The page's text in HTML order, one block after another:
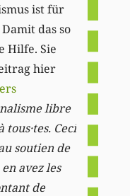
ist für
das so
Hilfe. Sie
hier
libre
tous·tes. Ceci
soutien de
avez les
de